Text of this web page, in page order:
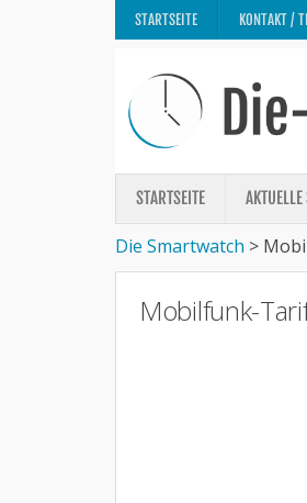
STARTSEITE KONTAKT /
STARTSEITE
Die Smartwatch >
Mobilfunk-